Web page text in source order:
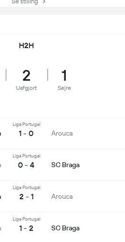
H2H
2
Uafgjort
1
Sejre
Liga Portugal
1 - 0 Arouca
Liga Portugal
0 - 4 SC Braga
Liga Portugal
2 - 1 Arouca
Liga Portugal
1 - 2 SC Braga